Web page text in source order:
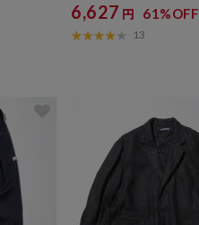
6,627 円 61%OFF
13